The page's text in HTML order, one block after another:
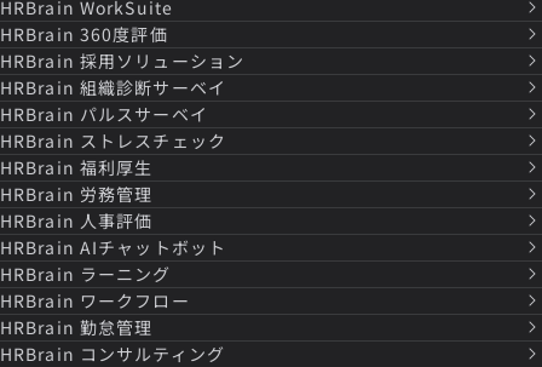
HRBrain WorkSuite
HRBrain 360度評価
HRBrain 採用ソリューション
HRBrain 組織診断サーベイ
HRBrain パルスサーベイ
HRBrain ストレスチェック
HRBrain 福利厚生
HRBrain 労務管理
HRBrain 人事評価
HRBrain AIチャットボット
HRBrain ラーニング
HRBrain ワークフロー
HRBrain 勤怠管理
HRBrain コンサルティング